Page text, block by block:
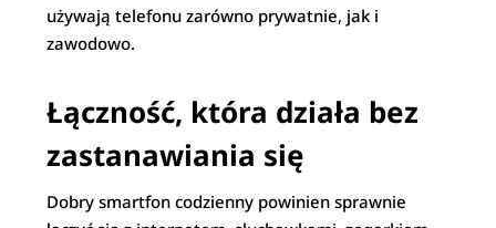
używają telefonu zarówno prywatnie, jak i
zawodowo.
Łączność, która działa bez
zastanawiania się
Dobry smartfon codzienny powinien sprawnie